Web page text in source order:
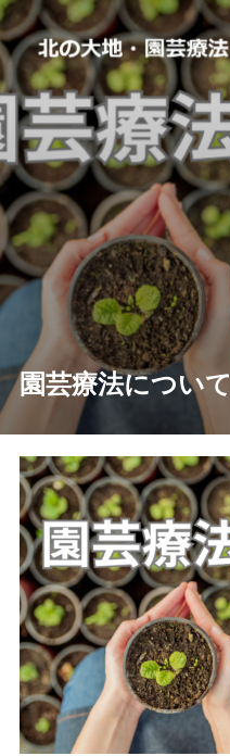
コ
ン
ン
ツ
へ
ス
キ
ッ
プ
園芸療法について